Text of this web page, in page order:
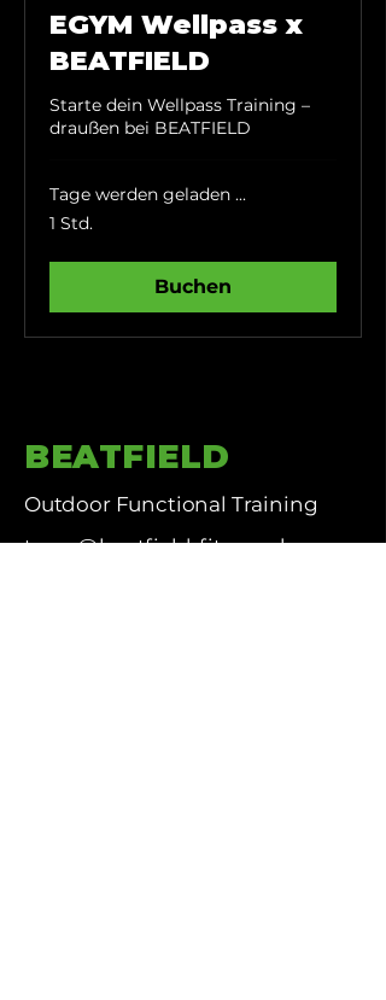
EGYM Wellpass x
BEATFIELD
Starte dein Wellpass Training –
draußen bei BEATFIELD
Tage werden geladen ...
1 Std.
Buchen
BEATFIELD
Outdoor Functional Training
team@beatfield-fitness.de